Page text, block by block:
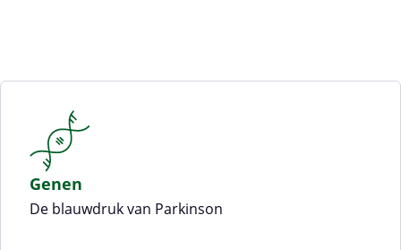
Genen
De blauwdruk van Parkinson